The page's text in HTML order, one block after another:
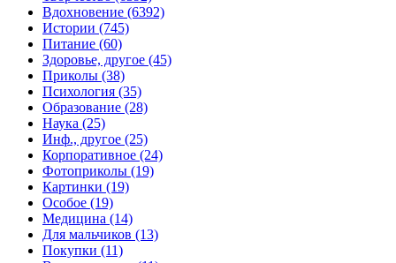
Вдохновение (6392)
Истории (745)
Питание (60)
Здоровье, другое (45)
Приколы (38)
Психология (35)
Образование (28)
Наука (25)
Инф., другое (25)
Корпоративное (24)
Фотоприколы (19)
Картинки (19)
Особое (19)
Медицина (14)
Для мальчиков (13)
Покупки (11)